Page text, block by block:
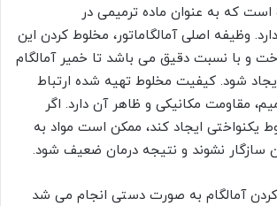
که به عنوان ماده ترمیمی در
وظیفه اصلی آمالگاماتور، مخلوط کردن این
و با نسبت دقیق می باشد تا خمیر آمالگام
شود. کیفیت مخلوط تهیه شده ارتباط
مقاومت مکانیکی و ظاهر آن دارد. اگر
یکنواختی ایجاد کند، ممکن است مواد به
سازگار نشوند و نتیجه درمان ضعیف شود.
آمالگام به صورت دستی انجام می شد